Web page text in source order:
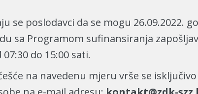
se poslodavci da se mogu 26.09.2022.
sa Programom sufinansiranja
do 15:00 sati.
na navedenu mjeru vrše se